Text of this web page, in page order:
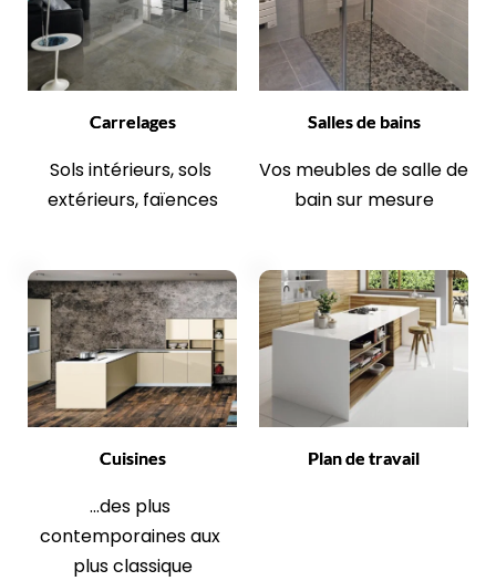
Carrelages
Sols intérieurs, sols
extérieurs, faïences
Salles de bains
Vos meubles de salle de
bain sur mesure
Cuisines
...des plus
contemporaines aux
plus classique
Plan de travail